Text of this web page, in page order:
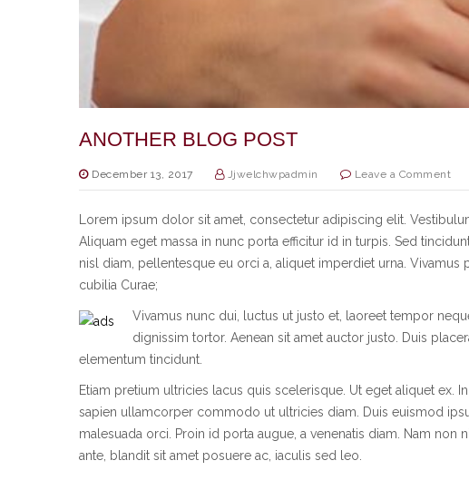
ANOTHER BLOG POST
December 13, 2017 Jjwelchwpadmin Leave a Comment
Lorem ipsum dolor sit amet, consectetur adipiscing elit.
Aliquam eget massa in nunc porta efficitur id in turpis. Sed
nisl diam, pellentesque eu orci a, aliquet imperdiet urna.
cubilia Curae;
Vivamus nunc dui, luctus ut justo et, laoreet tempor
dignissim tortor. Aenean sit amet auctor justo. Duis
elementum tincidunt.
Etiam pretium ultricies lacus quis scelerisque. Ut eget aliquet ex.
sapien ullamcorper commodo ut ultricies diam. Duis euismod
malesuada orci. Proin id porta augue, a venenatis diam. Nam
ante, blandit sit amet posuere ac, iaculis sed leo.